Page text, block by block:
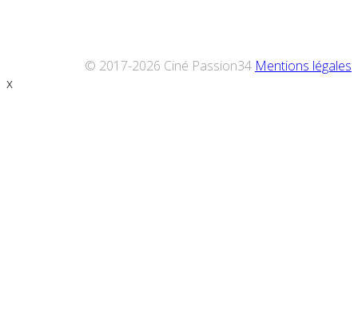
© 2017-2026 Ciné Passion34 Mentions légales
x